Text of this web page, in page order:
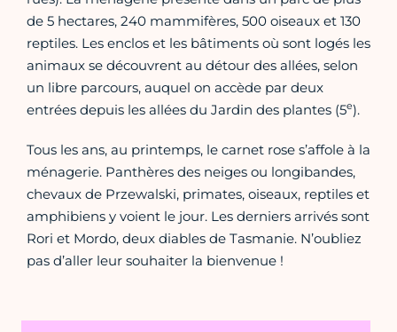
de 5 hectares, 240 mammifères, 500 oiseaux et 130
reptiles. Les enclos et les bâtiments où sont logés les
animaux se découvrent au détour des allées, selon
un libre parcours, auquel on accède par deux
entrées depuis les allées du Jardin des plantes (5e).
Tous les ans, au printemps, le carnet rose s’affole à la
ménagerie. Panthères des neiges ou longibandes,
chevaux de Przewalski, primates, oiseaux, reptiles et
amphibiens y voient le jour. Les derniers arrivés sont
Rori et Mordo, deux diables de Tasmanie. N’oubliez
pas d’aller leur souhaiter la bienvenue !